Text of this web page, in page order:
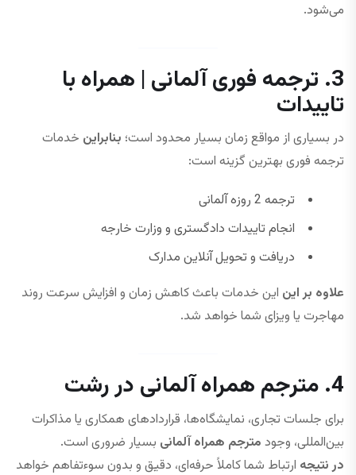
می‌شود.
3. ترجمه فوری آلمانی | همراه با
تاییدات
در بسیاری از مواقع زمان بسیار محدود است؛ بنابراین خدمات
ترجمه فوری بهترین گزینه است:
ترجمه 2 روزه آلمانی
انجام تاییدات دادگستری و وزارت خارجه
دریافت و تحویل آنلاین مدارک
علاوه بر این این خدمات باعث کاهش زمان و افزایش سرعت روند
مهاجرت یا ویزای شما خواهد شد.
4. مترجم همراه آلمانی در رشت
برای جلسات تجاری، نمایشگاه‌ها، قراردادهای همکاری یا مذاکرات
بین‌المللی، وجود مترجم همراه آلمانی بسیار ضروری است.
در نتیجه ارتباط شما کاملاً حرفه‌ای، دقیق و بدون سوء‌تفاهم خواهد